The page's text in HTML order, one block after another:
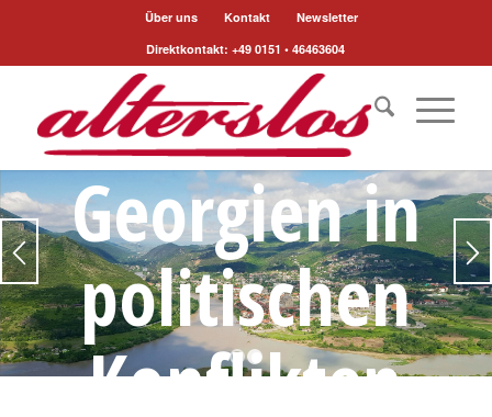
Über uns Kontakt
Newsletter
Direktkontakt: +49 0151 • 46463604
1 2
Georgien in
politischen
Konflikten